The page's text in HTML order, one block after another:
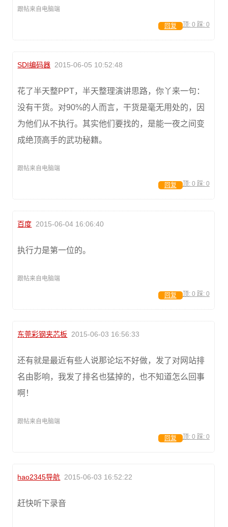
跟帖来自电脑端
顶: 0 踩: 0
回复
SDI编码器 2015-06-05 10:52:48
花了半天整PPT，半天整理演讲思路，你丫来一句：
没有干货。对90%的人而言，干货是毫无用处的，因
为他们从不执行。其实他们要找的，是能一夜之间变
成绝顶高手的武功秘籍。
跟帖来自电脑端
顶: 0 踩: 0
回复
百度 2015-06-04 16:06:40
执行力是第一位的。
跟帖来自电脑端
顶: 0 踩: 0
回复
东莞彩钢夹芯板 2015-06-03 16:56:33
还有就是最近有些人说那论坛不好做，发了对网站排
名由影响，我发了排名也猛掉的，也不知道怎么回事
啊！
跟帖来自电脑端
顶: 0 踩: 0
回复
hao2345导航 2015-06-03 16:52:22
赶快听下录音